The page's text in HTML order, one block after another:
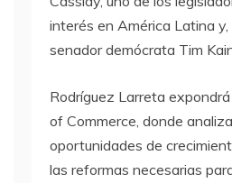
interés en América Latina y,
senador demócrata Tim
Rodríguez Larreta
of Commerce, donde
oportunidades de
las reformas necesarias